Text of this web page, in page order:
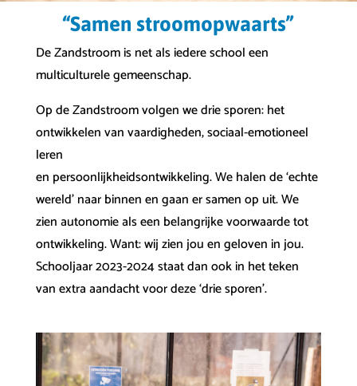
“Samen stroomopwaarts”
De Zandstroom is net als iedere school een
multiculturele gemeenschap.
Op de Zandstroom volgen we drie sporen: het
ontwikkelen van vaardigheden, sociaal-emotioneel
leren
en persoonlijkheidsontwikkeling. We halen de ‘echte
wereld’ naar binnen en gaan er samen op uit. We
zien autonomie als een belangrijke voorwaarde tot
ontwikkeling. Want: wij zien jou en geloven in jou.
Schooljaar 2023-2024 staat dan ook in het teken
van extra aandacht voor deze ‘drie sporen’.